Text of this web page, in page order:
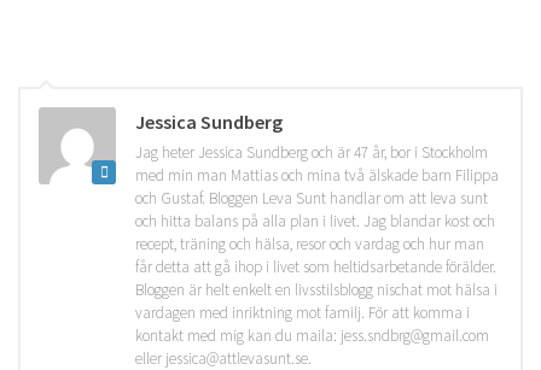
Jessica Sundberg
Jag heter Jessica Sundberg och är 47 år, bor i Stockholm
med min man Mattias och mina två älskade barn Filippa
och Gustaf. Bloggen Leva Sunt handlar om att leva sunt
och hitta balans på alla plan i livet. Jag blandar kost och
recept, träning och hälsa, resor och vardag och hur man
får detta att gå ihop i livet som heltidsarbetande förälder.
Bloggen är helt enkelt en livsstilsblogg nischat mot hälsa i
vardagen med inriktning mot familj. För att komma i
kontakt med mig kan du maila: jess.sndbrg@gmail.com
eller jessica@attlevasunt.se.